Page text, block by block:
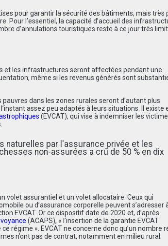
pour garantir la sécurité des bâtiments, mais très
Pour l’essentiel, la capacité d’accueil des
d’annulations touristiques reste à ce jour très
et les infrastructures seront affectées pendant une
même si les revenus générés sont
dans les zones rurales seront d’autant plus
assez peu adaptés à leurs situations. Il existe
(EVCAT), qui vise à indemniser les
naturelles par l'assurance privée et les
non-assurées a crû de 50 % en dix
volet assurantiel et un volet allocataire. Ceux qui
ou d’assurance corporelle peuvent s’adresser
EVCAT. Or ce dispositif date de 2020 et, d’après
(ACAPS), « l’insertion de la garantie EVCAT
régime ». EVCAT ne concerne donc qu’un nombre
n’ont pas de contrat, notamment en milieu rural.